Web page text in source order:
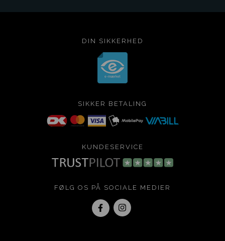
DIN SIKKERHED
SIKKER BETALING
KUNDESERVICE
FØLG OS PÅ SOCIALE MEDIER